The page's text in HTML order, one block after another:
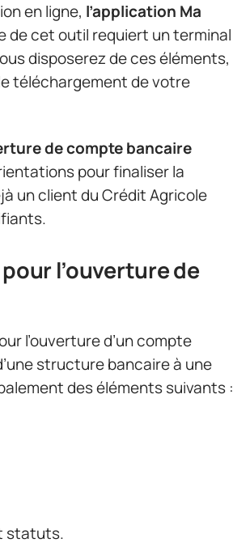
en ligne, l’application Ma
de cet outil requiert un terminal
disposerez de ces éléments,
téléchargement de votre
de compte bancaire
pour finaliser la
un client du Crédit Agricole
l’ouverture de
l’ouverture d’un compte
structure bancaire à une
des éléments suivants :
statuts.